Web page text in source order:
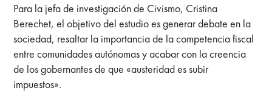
Para la jefa de investigación de Civismo, Cristina
Berechet, el objetivo del estudio es generar debate en la
sociedad, resaltar la importancia de la competencia fiscal
entre comunidades autónomas y acabar con la creencia
de los gobernantes de que «austeridad es subir
impuestos».